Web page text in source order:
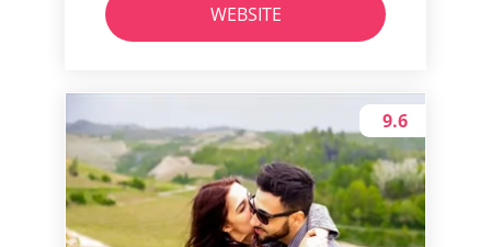
WEBSITE
9.6